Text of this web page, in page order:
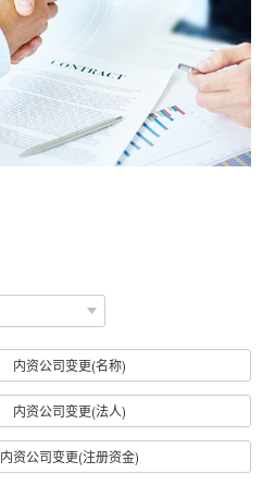
内资公司变更(名称)
内资公司变更(法人)
内资公司变更(注册资金)